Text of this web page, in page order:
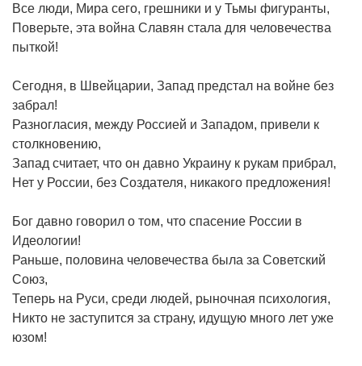
Все люди, Мира сего, грешники и у Тьмы фигуранты,
Поверьте, эта война Славян стала для человечества
пыткой!
Сегодня, в Швейцарии, Запад предстал на войне без
забрал!
Разногласия, между Россией и Западом, привели к
столкновению,
Запад считает, что он давно Украину к рукам прибрал,
Нет у России, без Создателя, никакого предложения!
Бог давно говорил о том, что спасение России в
Идеологии!
Раньше, половина человечества была за Советский
Союз,
Теперь на Руси, среди людей, рыночная психология,
Никто не заступится за страну, идущую много лет уже
юзом!